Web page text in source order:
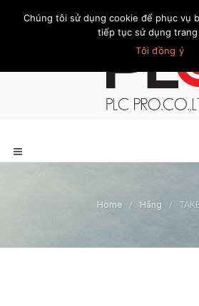
Trang chủ Giới thiệu Khách hàng Liên hệ
Home / Hãng /
Chúng tôi sử dụng cookie để phục vụ
tiếp tục sử dụng
Tôi đồng ý